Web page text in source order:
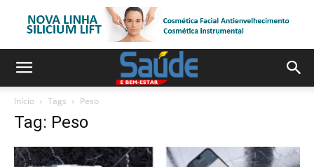
Início Tags Peso
Tag: Peso